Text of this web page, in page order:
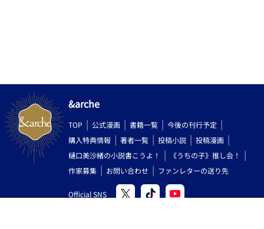
な感じに仕上がってよかった ○文学フリマ札幌と文学フリマ大
阪・福岡に参加します～お近くの方はぜひ✨ ∟旅費が持てば全部
行きたい
&arche
TOP 公式漫画 書籍一覧
今後の刊行予定
購入特典情報
著者一覧 投稿小説
投稿漫画
樋口美沙緒の小説書こうよ！
《うちの子》推し会！
作家募集
お問い合わせ ファンレターの送り先
Official SNS